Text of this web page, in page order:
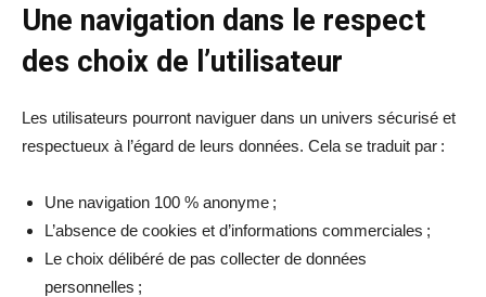
Une navigation dans le respect
des choix de l’utilisateur
Les utilisateurs pourront naviguer dans un univers sécurisé et
respectueux à l’égard de leurs données. Cela se traduit par :
Une navigation 100 % anonyme ;
L’absence de cookies et d’informations commerciales ;
Le choix délibéré de pas collecter de données
personnelles ;